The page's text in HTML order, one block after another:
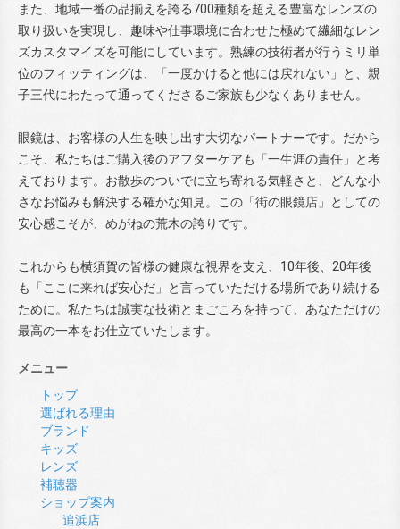
また、地域一番の品揃えを誇る700種類を超える豊富なレンズの
取り扱いを実現し、趣味や仕事環境に合わせた極めて繊細なレン
ズカスタマイズを可能にしています。熟練の技術者が行うミリ単
位のフィッティングは、「一度かけると他には戻れない」と、親
子三代にわたって通ってくださるご家族も少なくありません。
眼鏡は、お客様の人生を映し出す大切なパートナーです。だから
こそ、私たちはご購入後のアフターケアも「一生涯の責任」と考
えております。お散歩のついでに立ち寄れる気軽さと、どんな小
さなお悩みも解決する確かな知見。この「街の眼鏡店」としての
安心感こそが、めがねの荒木の誇りです。
これからも横須賀の皆様の健康な視界を支え、10年後、20年後
も「ここに来れば安心だ」と言っていただける場所であり続ける
ために。私たちは誠実な技術とまごころを持って、あなただけの
最高の一本をお仕立ていたします。
メニュー
トップ
選ばれる理由
ブランド
キッズ
レンズ
補聴器
ショップ案内
追浜店